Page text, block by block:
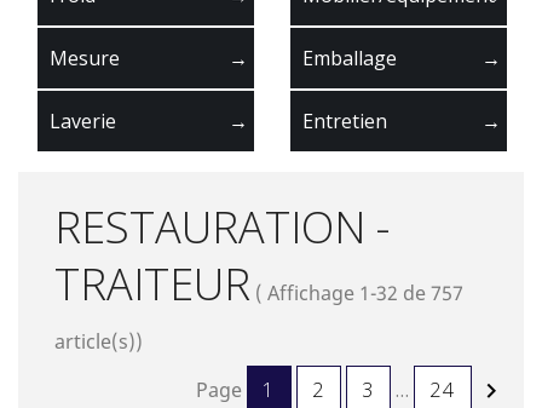
Mesure → Emballage →
Laverie → Entretien →
RESTAURATION -
TRAITEUR ( Affichage 1-32 de 757
article(s))
Page
1 2 3 … 24 